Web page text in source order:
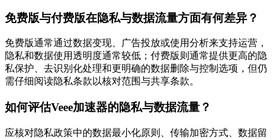
免费版与付费版在隐私与数据流量方面有何差异？
免费版通常通过数据变现、广告投放或使用分析来支持运营，
隐私和数据使用透明度通常较低；付费版则通常提供更高的隐
私保护、去识别化处理和更明确的数据删除与控制选项，但仍
需仔细阅读隐私条款以核对范围与共享条款。
如何评估Veee加速器的隐私与数据流量？
应核对隐私政策中的数据最小化原则、传输加密方式、数据留